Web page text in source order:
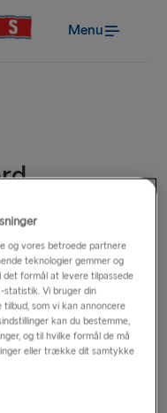
Menu
på alle vores færger
og vores betroede partnere
teknologier gemmer og
formål at levere tilpassede
Vi bruger din
som vi kan annoncere
kan du bestemme,
og til hvilke formål de må
eller trække dit samtykke